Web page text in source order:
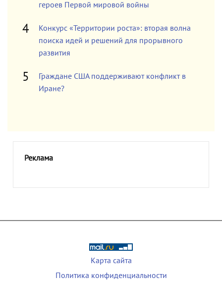
героев Первой мировой войны
Конкурс «Территории роста»: вторая волна
поиска идей и решений для прорывного
развития
Граждане США поддерживают конфликт в
Иране?
Реклама
Карта сайта
Политика конфиденциальности